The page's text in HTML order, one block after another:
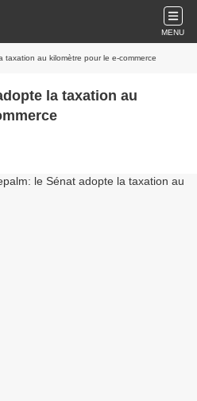
MENU
au kilomètre pour le e-commerce
la taxation au